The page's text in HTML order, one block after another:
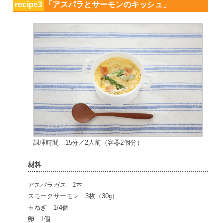
recipe3 「アスパラとサーモンのキッシュ」
調理時間…15分／2人前（容器2個分）
材料
アスパラガス 2本
スモークサーモン 3枚（30g）
玉ねぎ 1/4個
卵 1個